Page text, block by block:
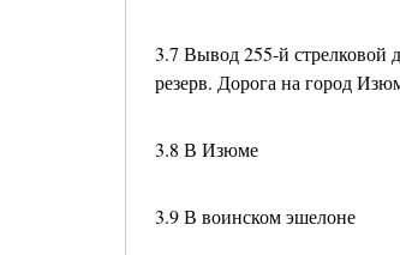
3.7 Вывод 255-й стрелковой
резерв. Дорога на город
3.8 В Изюме
3.9 В воинском эшелоне